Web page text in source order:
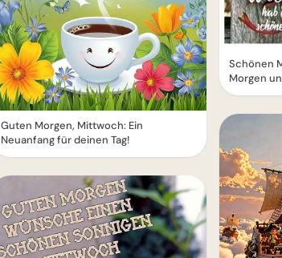
Guten Morgen, Mittwoch: Ein
Neuanfang für deinen Tag!
Schönen
Morgen